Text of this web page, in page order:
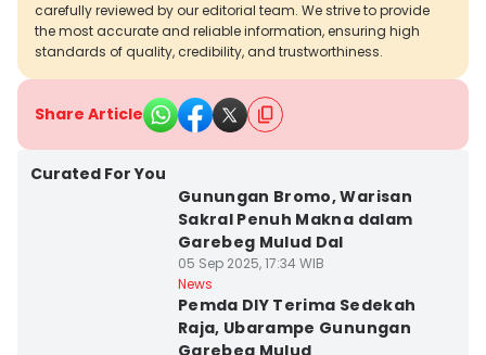
carefully reviewed by our editorial team. We strive to provide
the most accurate and reliable information, ensuring high
standards of quality, credibility, and trustworthiness.
Share Article
Curated For You
Gunungan Bromo, Warisan
Sakral Penuh Makna dalam
Garebeg Mulud Dal
05 Sep 2025, 17:34 WIB
News
Pemda DIY Terima Sedekah
Raja, Ubarampe Gunungan
Garebeg Mulud